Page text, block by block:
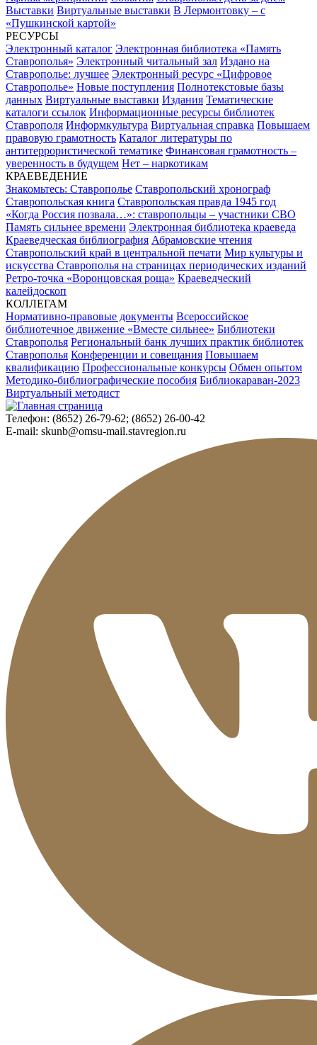
Выставки Виртуальные выставки В Лермонтовку – с
«Пушкинской картой»
РЕСУРСЫ
Электронный каталог Электронная библиотека «Память
Ставрополья» Электронный читальный зал Издано на
Ставрополье: лучшее Электронный ресурс «Цифровое
Ставрополье» Новые поступления Полнотекстовые базы
данных Виртуальные выставки Издания Тематические
каталоги ссылок Информационные ресурсы библиотек
Ставрополя Информкультура Виртуальная справка Повышаем
правовую грамотность Каталог литературы по
антитеррористической тематике Финансовая грамотность –
уверенность в будущем Нет – наркотикам
КРАЕВЕДЕНИЕ
Знакомьтесь: Ставрополье Ставропольский хронограф
Ставропольская книга Ставропольская правда 1945 год
«Когда Россия позвала…»: ставропольцы – участники СВО
Память сильнее времени Электронная библиотека краеведа
Краеведческая библиография Абрамовские чтения
Ставропольский край в центральной печати Мир культуры и
искусства Ставрополья на страницах периодических изданий
Ретро-точка «Воронцовская роща» Краеведческий
калейдоскоп
КОЛЛЕГАМ
Нормативно-правовые документы Всероссийское
библиотечное движение «Вместе сильнее» Библиотеки
Ставрополья Региональный банк лучших практик библиотек
Ставрополья Конференции и совещания Повышаем
квалификацию Профессиональные конкурсы Обмен опытом
Методико-библиографические пособия Библиокараван-2023
Виртуальный методист
Телефон: (8652) 26-79-62; (8652) 26-00-42
E-mail: skunb@omsu-mail.stavregion.ru